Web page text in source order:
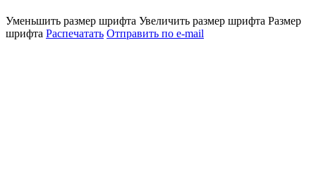
Уменьшить размер шрифта Увеличить размер шрифта Размер
шрифта Распечатать Отправить по e-mail